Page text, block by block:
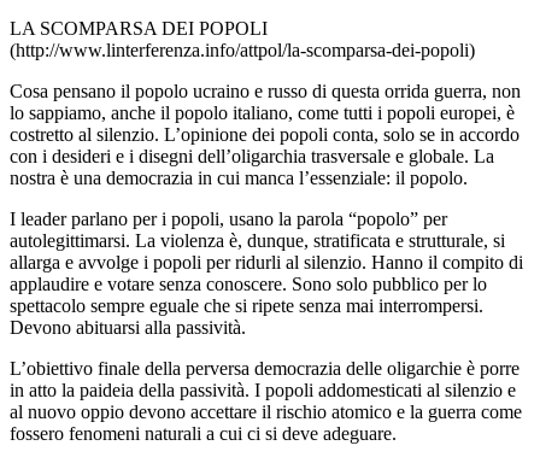
LA SCOMPARSA DEI POPOLI
(http://www.linterferenza.info/attpol/la-scomparsa-dei-popoli)
Cosa pensano il popolo ucraino e russo di questa orrida guerra, non
lo sappiamo, anche il popolo italiano, come tutti i popoli europei, è
costretto al silenzio. L’opinione dei popoli conta, solo se in accordo
con i desideri e i disegni dell’oligarchia trasversale e globale. La
nostra è una democrazia in cui manca l’essenziale: il popolo.
I leader parlano per i popoli, usano la parola “popolo” per
autolegittimarsi. La violenza è, dunque, stratificata e strutturale, si
allarga e avvolge i popoli per ridurli al silenzio. Hanno il compito di
applaudire e votare senza conoscere. Sono solo pubblico per lo
spettacolo sempre eguale che si ripete senza mai interrompersi.
Devono abituarsi alla passività.
L’obiettivo finale della perversa democrazia delle oligarchie è porre
in atto la paideia della passività. I popoli addomesticati al silenzio e
al nuovo oppio devono accettare il rischio atomico e la guerra come
fossero fenomeni naturali a cui ci si deve adeguare.